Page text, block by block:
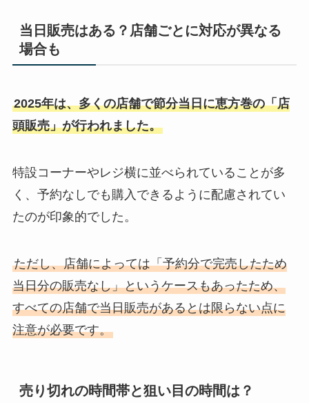
当日販売はある？店舗ごとに対応が異なる
場合も
2025年は、多くの店舗で節分当日に恵方巻の「店
頭販売」が行われました。
特設コーナーやレジ横に並べられていることが多
く、予約なしでも購入できるように配慮されてい
たのが印象的でした。
ただし、店舗によっては「予約分で完売したため
当日分の販売なし」というケースもあったため、
すべての店舗で当日販売があるとは限らない点に
注意が必要です。
売り切れの時間帯と狙い目の時間は？